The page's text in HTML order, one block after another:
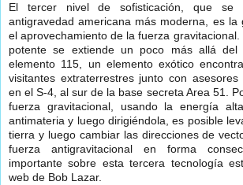
El tercer nivel de sofisticación, que
antigravedad americana más moderna, es la
el aprovechamiento de la fuerza
potente se extiende un poco más allá del
elemento 115, un elemento exótico
visitantes extraterrestres junto con asesores
en el S-4, al sur de la base secreta Area 51.
fuerza gravitacional, usando la energía
antimateria y luego dirigiéndola, es posible
tierra y luego cambiar las direcciones de
fuerza antigravitacional en forma
importante sobre esta tercera tecnología
web de Bob Lazar.